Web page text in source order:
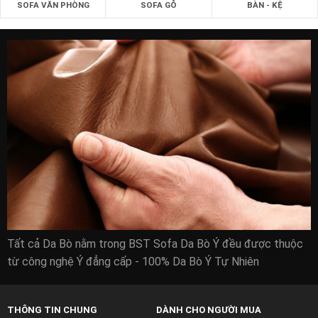
Mua sofa da bò nhập khẩu chất lượng cao cho
phòng khách:
khách được những người thợ tốt nhất của zSofa thiết kế
SOFA VĂN PHÒNG SOFA GỖ BÀN - KỆ
Tất cả Da Bò nằm trong BST Sofa Da Bò Ý đều được thuộc
từ công nghệ Ý đẳng cấp - 100% Da Bò Ý Tự Nhiên
THÔNG TIN CHUNG DÀNH CHO NGƯỜI MUA